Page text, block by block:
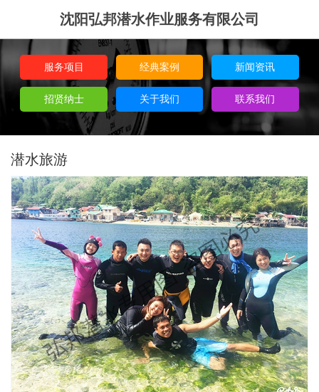
沈阳弘邦潜水作业服务有限公司
服务项目 经典案例 新闻资讯
招贤纳士 关于我们 联系我们
潜水旅游